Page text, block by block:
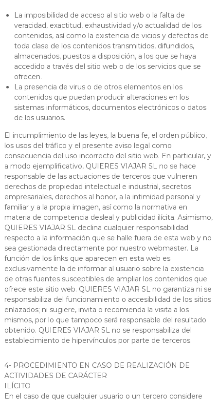
La imposibilidad de acceso al sitio web o la falta de
veracidad, exactitud, exhaustividad y/o actualidad de los
contenidos, así como la existencia de vicios y defectos de
toda clase de los contenidos transmitidos, difundidos,
almacenados, puestos a disposición, a los que se haya
accedido a través del sitio web o de los servicios que se
ofrecen.
La presencia de virus o de otros elementos en los
contenidos que puedan producir alteraciones en los
sistemas informáticos, documentos electrónicos o datos
de los usuarios.
El incumplimiento de las leyes, la buena fe, el orden público,
los usos del tráfico y el presente aviso legal como
consecuencia del uso incorrecto del sitio web. En particular, y
a modo ejemplificativo, QUIERES VIAJAR SL no se hace
responsable de las actuaciones de terceros que vulneren
derechos de propiedad intelectual e industrial, secretos
empresariales, derechos al honor, a la intimidad personal y
familiar y a la propia imagen, así como la normativa en
materia de competencia desleal y publicidad ilícita. Asimismo,
QUIERES VIAJAR SL declina cualquier responsabilidad
respecto a la información que se halle fuera de esta web y no
sea gestionada directamente por nuestro webmaster. La
función de los links que aparecen en esta web es
exclusivamente la de informar al usuario sobre la existencia
de otras fuentes susceptibles de ampliar los contenidos que
ofrece este sitio web. QUIERES VIAJAR SL no garantiza ni se
responsabiliza del funcionamiento o accesibilidad de los sitios
enlazados; ni sugiere, invita o recomienda la visita a los
mismos, por lo que tampoco será responsable del resultado
obtenido. QUIERES VIAJAR SL no se responsabiliza del
establecimiento de hipervínculos por parte de terceros.
4- PROCEDIMIENTO EN CASO DE REALIZACIÓN DE
ACTIVIDADES DE CARÁCTER
ILÍCITO
En el caso de que cualquier usuario o un tercero considere